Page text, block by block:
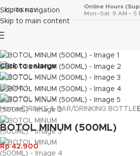
Skip to navigation
Skip to main content
CURRENCY
Online Hours
Mon–Sat: 9 AM – 5
Click to enlarge
Home/ DRINKS & BAR/ DRINKING BOTTLE
BOTOL MINUM (500ML)
Rp42.900